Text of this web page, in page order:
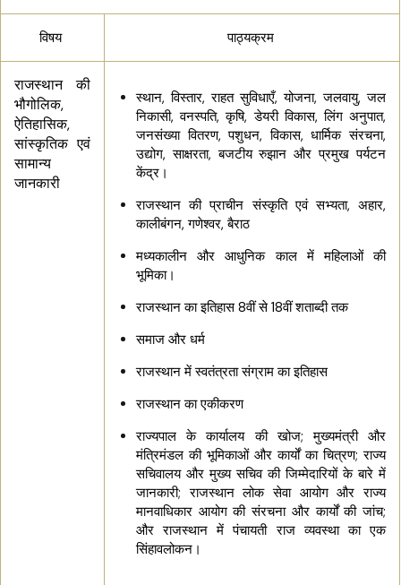
विषय पाठ्यक्रम
राजस्थान की
भौगोलिक,
ऐतिहासिक,
सांस्कृतिक एवं
सामान्य
जानकारी
स्थान, विस्तार, राहत सुविधाएँ, योजना, जलवायु, जल
निकासी, वनस्पति, कृषि, डेयरी विकास, लिंग अनुपात,
जनसंख्या वितरण, पशुधन, विकास, धार्मिक संरचना,
उद्योग, साक्षरता, बजटीय रुझान और प्रमुख पर्यटन
केंद्र।
राजस्थान की प्राचीन संस्कृति एवं सभ्यता, अहार,
कालीबंगन, गणेश्वर, बैराठ
मध्यकालीन और आधुनिक काल में महिलाओं की
भूमिका।
राजस्थान का इतिहास 8वीं से 18वीं शताब्दी तक
समाज और धर्म
राजस्थान में स्वतंत्रता संग्राम का इतिहास
राजस्थान का एकीकरण
राज्यपाल के कार्यालय की खोज; मुख्यमंत्री और
मंत्रिमंडल की भूमिकाओं और कार्यों का चित्रण; राज्य
सचिवालय और मुख्य सचिव की जिम्मेदारियों के बारे में
जानकारी; राजस्थान लोक सेवा आयोग और राज्य
मानवाधिकार आयोग की संरचना और कार्यों की जांच;
और राजस्थान में पंचायती राज व्यवस्था का एक
सिंहावलोकन।